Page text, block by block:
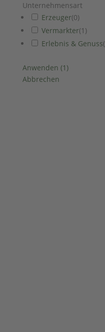
Unternehmensart
Erzeuger(0)
Vermarkter(1 )
Erlebnis & Genuss(
Anwenden (1 )
Abbrechen